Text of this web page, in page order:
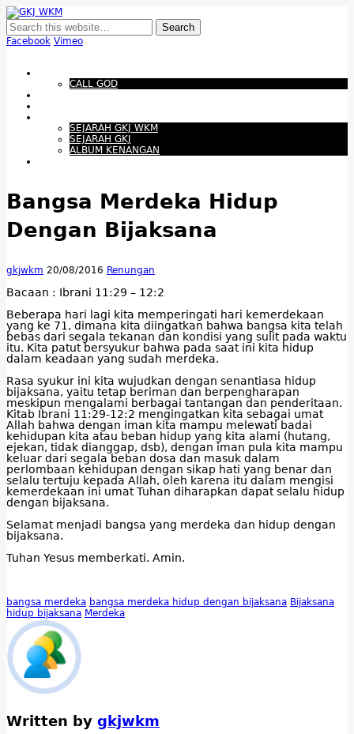
Membangun Gereja Kokoh melalui Pelayanan Holistik, Teknologi, dan
Budaya Apresiatif
Facebook Vimeo
CALL GOD
SEJARAH GKJ WKM
SEJARAH GKJ
ALBUM KENANGAN
Bangsa Merdeka Hidup
Dengan Bijaksana
gkjwkm 20/08/2016 Renungan
Bacaan : Ibrani 11:29 – 12:2
Beberapa hari lagi kita memperingati hari kemerdekaan
yang ke 71, dimana kita diingatkan bahwa bangsa kita telah
bebas dari segala tekanan dan kondisi yang sulit pada waktu
itu. Kita patut bersyukur bahwa pada saat ini kita hidup
dalam keadaan yang sudah merdeka.
Rasa syukur ini kita wujudkan dengan senantiasa hidup
bijaksana, yaitu tetap beriman dan berpengharapan
meskipun mengalami berbagai tantangan dan penderitaan.
Kitab Ibrani 11:29-12:2 mengingatkan kita sebagai umat
Allah bahwa dengan iman kita mampu melewati badai
kehidupan kita atau beban hidup yang kita alami (hutang,
ejekan, tidak dianggap, dsb), dengan iman pula kita mampu
keluar dari segala beban dosa dan masuk dalam
perlombaan kehidupan dengan sikap hati yang benar dan
selalu tertuju kepada Allah, oleh karena itu dalam mengisi
kemerdekaan ini umat Tuhan diharapkan dapat selalu hidup
dengan bijaksana.
Selamat menjadi bangsa yang merdeka dan hidup dengan
bijaksana.
Tuhan Yesus memberkati. Amin.
bangsa merdeka bangsa merdeka hidup dengan bijaksana Bijaksana
hidup bijaksana Merdeka
Written by gkjwkm